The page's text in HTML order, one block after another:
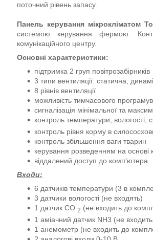
поточний рівень запасу.
Панель керування мікрокліматом
системою керування фермою.
комунікаційного центру.
Основні характеристики:
підтримка 2 груп повітрозабірників
3 типи вентиляції: статична,
8 рівнів вентиляції
можливість тимчасового
сигналізація мінімальної та
контроль температури, вологості,
контроль рівня корму в
контроль збільшення ваги тварин
керування розведенням на основі
віддалений доступ до комп'ютера
Входи:
6 датчиків температури (3 в
3 датчики вологості (не входять)
1 датчик CO 2 (не входить до
1 аміачний датчик NH3 (не
1 анемометр (не входить до